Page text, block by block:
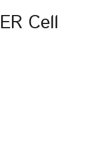
Cell